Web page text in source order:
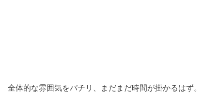
全体的な雰囲気をパチリ、まだまだ時間が掛かるはず。